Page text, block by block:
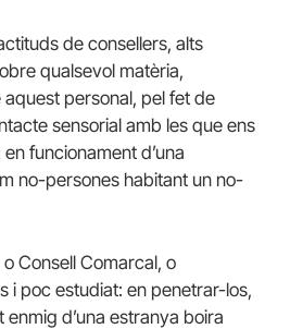
de consellers, alts
qualsevol matèria,
personal, pel fet de
sensorial amb les que ens
funcionament d’una
no-persones habitant un no-
Consell Comarcal, o
i poc estudiat: en penetrar-los,
d’una estranya boira